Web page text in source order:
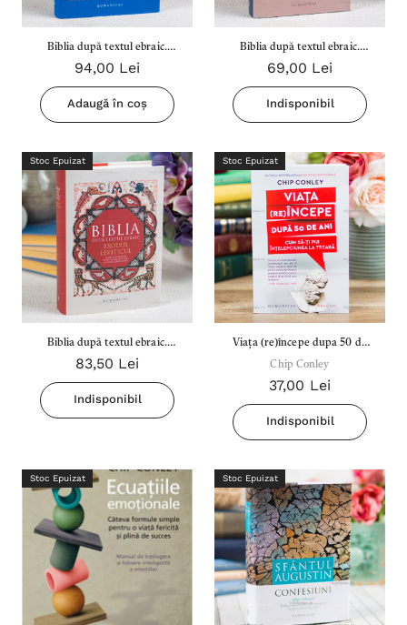
Biblia după textul ebraic.
Iosua. Judecatorii
94,00 Lei
Adaugă în coș
Biblia după textul ebraic.
Geneza.
69,00 Lei
Indisponibil
Stoc Epuizat
Biblia după textul ebraic.
Exodul. Leviticul
83,50 Lei
Indisponibil
Stoc Epuizat
Viața (re)începe dupa 50 de
ani - Chip Conley
Chip Conley
37,00 Lei
Indisponibil
Stoc Epuizat Stoc Epuizat